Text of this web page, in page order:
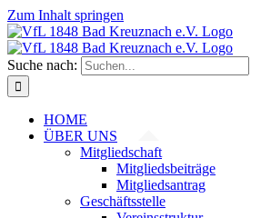
Zum Inhalt springen
Suche nach:
HOME
ÜBER UNS
Mitgliedschaft
Mitgliedsbeiträge
Mitgliedsantrag
Geschäftsstelle